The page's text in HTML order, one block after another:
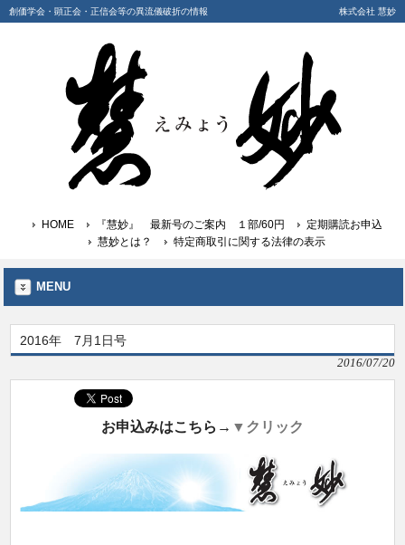
創価学会・顕正会・正信会等の異流儀破折の情報 株式会社 慧妙
HOME 『慧妙』 最新号のご案内 １部/60円
定期購読お申込
慧妙とは？
特定商取引に関する法律の表示
MENU
2016年 7月1日号
2016/07/20
お申込みはこちら→ ▼クリック